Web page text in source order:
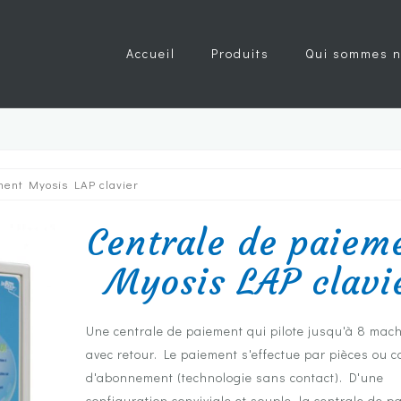
Accueil Produits Qui sommes
Myosis LAP clavier
Centrale de
Myosis LAP
Une centrale de paiement qui pilote jusqu'à 8
avec retour. Le paiement s'effectue par pièces ou
d'abonnement (technologie sans contact). D'une